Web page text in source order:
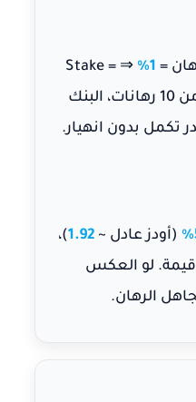
=
1%
⇒ Stake =
. لو سلسلة خسائر من 10 رهانات، البنك
تكمل بدون انهيار.
(أودز عادل ~ 1.92)،
لو العكس
الرهان.